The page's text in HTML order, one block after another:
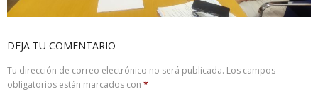
DEJA TU COMENTARIO
Tu dirección de correo electrónico no será publicada. Los campos
obligatorios están marcados con *